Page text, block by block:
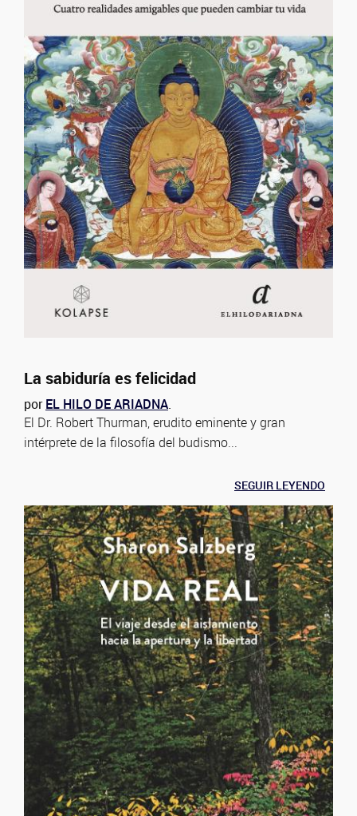
La sabiduría es felicidad
porEL HILO DE ARIADNA.
El Dr. Robert Thurman, erudito eminente y gran
intérprete de la filosofía del budismo...
SEGUIR LEYENDO